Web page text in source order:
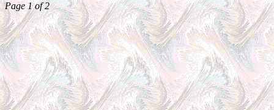
Page 1 of 2